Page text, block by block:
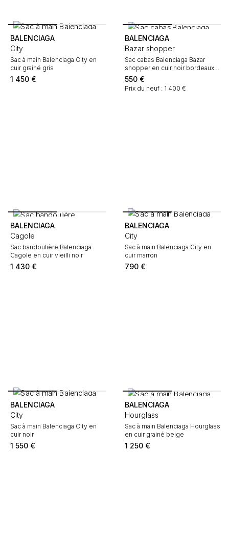
BALENCIAGA
City
Sac à main Balenciaga City en
cuir grainé gris
1 450 €
BALENCIAGA
Bazar shopper
Sac cabas Balenciaga Bazar
shopper en cuir noir bordeaux
et blanc
550 €
Prix du neuf : 1 400 €
BALENCIAGA
Cagole
Sac bandoulière Balenciaga
Cagole en cuir vieilli noir
1 430 €
BALENCIAGA
City
Sac à main Balenciaga City en
cuir marron
790 €
BALENCIAGA
City
Sac à main Balenciaga City en
cuir noir
1 550 €
BALENCIAGA
Hourglass
Sac à main Balenciaga Hourglass
en cuir grainé beige
1 250 €